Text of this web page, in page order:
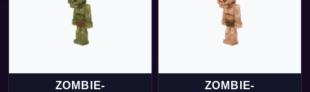
ZOMBIE-
ZOMBIE-